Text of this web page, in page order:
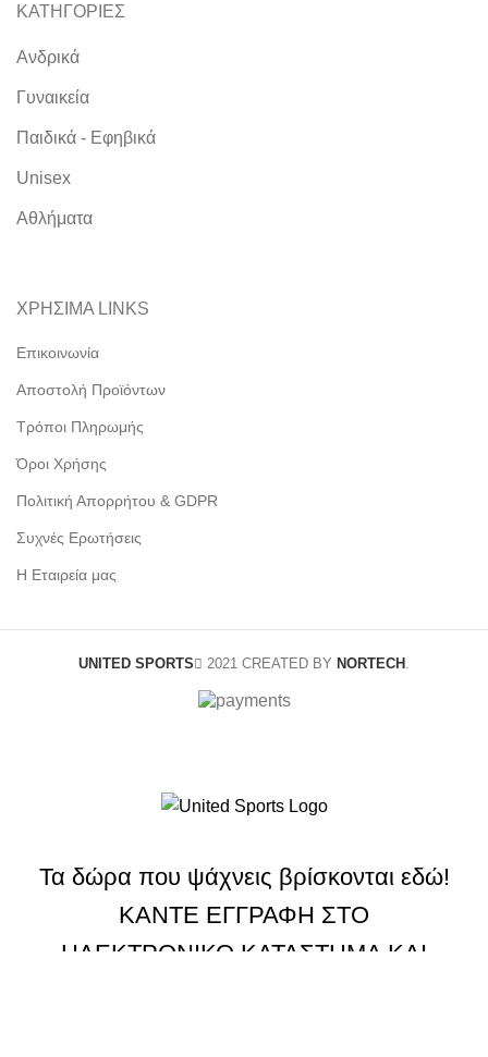
ΚΑΤΗΓΟΡΙΕΣ
Ανδρικά
Γυναικεία
Παιδικά - Εφηβικά
Unisex
Αθλήματα
ΧΡΗΣΙΜΑ LINKS
Επικοινωνία
Αποστολή Προϊόντων
Τρόποι Πληρωμής
Όροι Χρήσης
Πολιτική Απορρήτου & GDPR
Συχνές Ερωτήσεις
Η Εταιρεία μας
UNITED SPORTS 2021 CREATED BY NORTECH
Τα δώρα που ψάχνεις βρίσκονται εδώ!
ΚΑΝΤΕ ΕΓΓΡΑΦΗ ΣΤΟ
ΗΛΕΚΤΡΟΝΙΚΟ ΚΑΤΑΣΤΗΜΑ ΚΑΙ